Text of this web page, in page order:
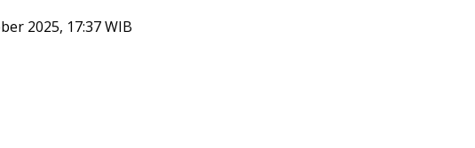
2025, 17:37 WIB